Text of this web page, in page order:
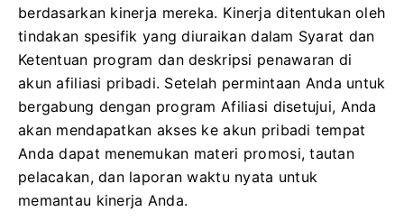
berdasarkan kinerja mereka. Kinerja ditentukan oleh
tindakan spesifik yang diuraikan dalam Syarat dan
Ketentuan program dan deskripsi penawaran di
akun afiliasi pribadi. Setelah permintaan Anda untuk
bergabung dengan program Afiliasi disetujui, Anda
akan mendapatkan akses ke akun pribadi tempat
Anda dapat menemukan materi promosi, tautan
pelacakan, dan laporan waktu nyata untuk
memantau kinerja Anda.